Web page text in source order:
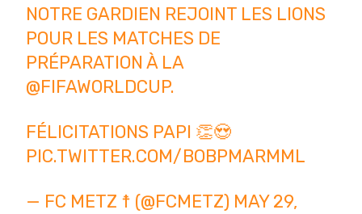
NOTRE GARDIEN REJOINT LES LIONS
POUR LES MATCHES DE
PRÉPARATION À LA
@FIFAWORLDCUP.
FÉLICITATIONS PAPI 👏😍
PIC.TWITTER.COM/BOBPMARMML
— FC METZ ☨ (@FCMETZ) MAY 29,